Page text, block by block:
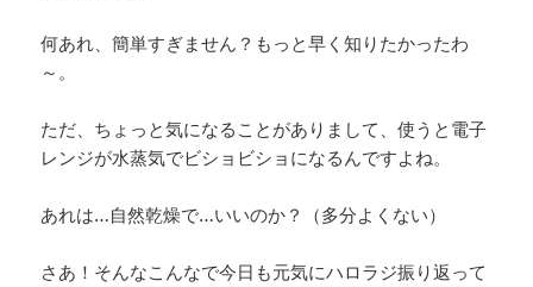
何あれ、簡単すぎません？もっと早く知りたかったわ
～。
ただ、ちょっと気になることがありまして、使うと電子
レンジが水蒸気でビショビショになるんですよね。
あれは…自然乾燥で…いいのか？（多分よくない）
さあ！そんなこんなで今日も元気にハロラジ振り返って